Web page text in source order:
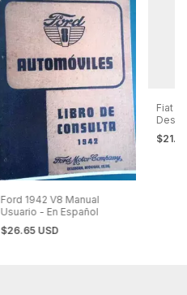
Ford 1942 V8 Manual
Usuario - En Español
$26.65 USD
Fiat